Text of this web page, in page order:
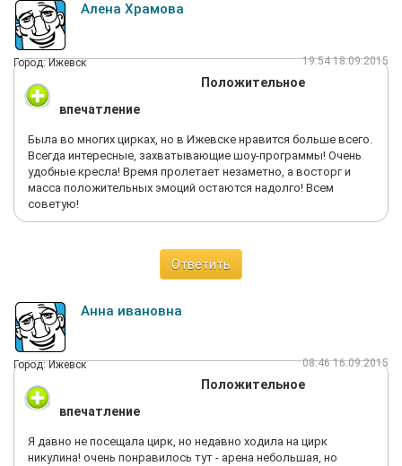
Алена Храмова
Город: Ижевск 19:54 18.09.2015
Положительное
впечатление
Была во многих цирках, но в Ижевске нравится больше всего.
Всегда интересные, захватывающие шоу-программы! Очень
удобные кресла! Время пролетает незаметно, а восторг и
масса положительных эмоций остаются надолго! Всем
советую!
Ответить
Анна ивановна
Город: Ижевск 08:46 16.09.2015
Положительное
впечатление
Я давно не посещала цирк, но недавно ходила на цирк
никулина! очень понравилось тут - арена небольшая, но